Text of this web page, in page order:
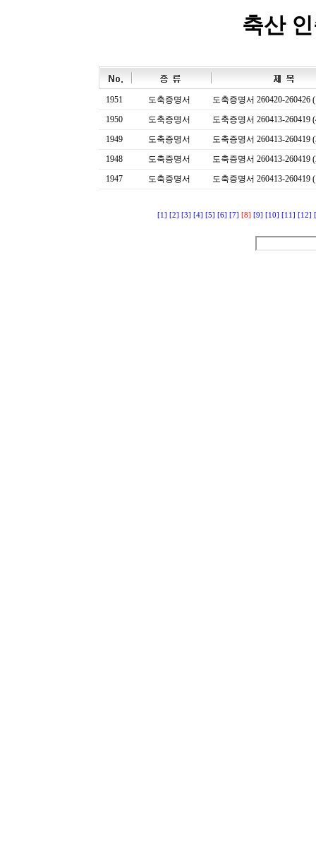
축산
1951 도축증명서
도축증명서 260420-260426
1950
도축증명서
도축증명서 260413-260419
1949
도축증명서
도축증명서 260413-260419
1948
도축증명서
도축증명서 260413-260419
1947
도축증명서 도축증명서 260413-260419
[1] [2] [3] [4] [5] [6] [7] [8] [9] [10] [11] [12]